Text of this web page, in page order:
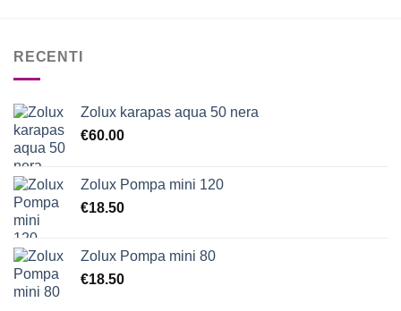
RECENTI
Zolux karapas aqua 50 nera
€60.00
Zolux Pompa mini 120
€18.50
Zolux Pompa mini 80
€18.50